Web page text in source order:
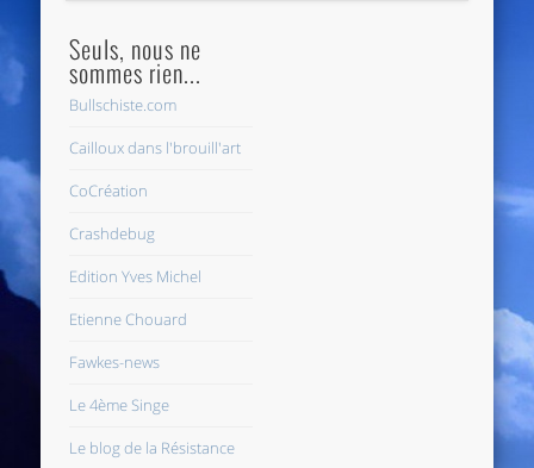
Seuls, nous ne
sommes rien...
Bullschiste.com
Cailloux dans l'brouill'art
CoCréation
Crashdebug
Edition Yves Michel
Etienne Chouard
Fawkes-news
Le 4ème Singe
Le blog de la Résistance